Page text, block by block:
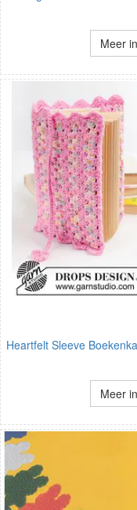
Meer
Heartfelt Sleeve
Meer